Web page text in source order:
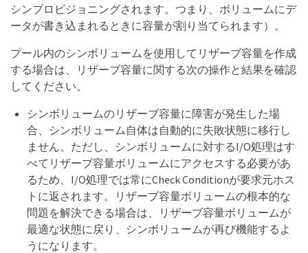
シンプロビジョニングされます。つまり、ボリュームにデ
ータが書き込まれるときに容量が割り当てられます）。
プール内のシンボリュームを使用してリザーブ容量を作成
する場合は、リザーブ容量に関する次の操作と結果を確認
してください。
シンボリュームのリザーブ容量に障害が発生した場
合、シンボリューム自体は自動的に失敗状態に移行し
ません。ただし、シンボリュームに対するI/O処理はす
べてリザーブ容量ボリュームにアクセスする必要があ
るため、I/O処理では常にCheck Conditionが要求元ホス
トに返されます。リザーブ容量ボリュームの根本的な
問題を解決できる場合は、リザーブ容量ボリュームが
最適な状態に戻り、シンボリュームが再び機能するよ
うになります。